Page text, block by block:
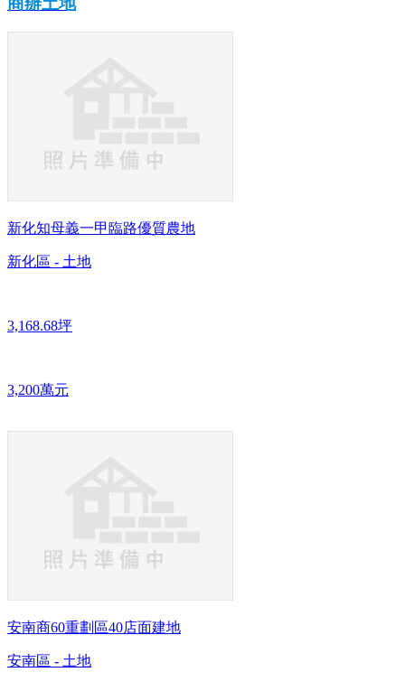
新化知母義一甲臨路優質農地
新化區 - 土地
3,168.68坪
3,200萬元
安南商60重劃區40店面建地
安南區 - 土地